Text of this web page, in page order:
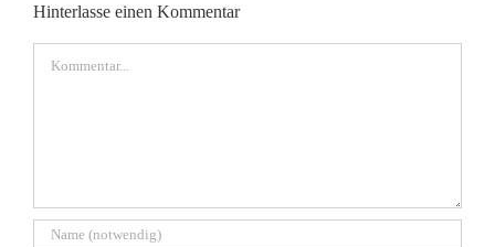
Hinterlasse einen Kommentar